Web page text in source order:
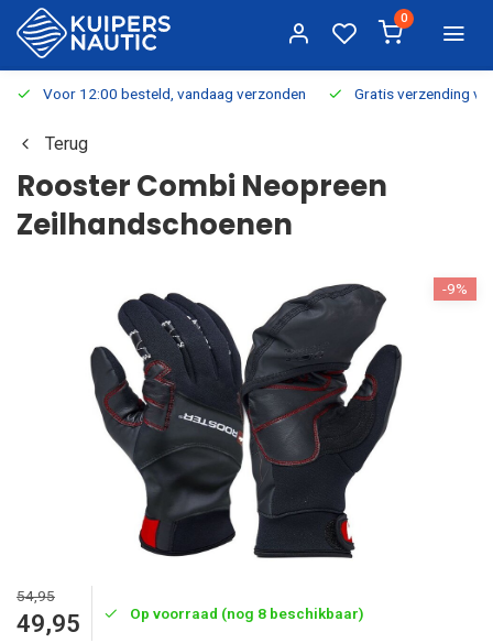
0
Voor 12:00 besteld, vandaag verzonden Gratis verzending
Terug
Rooster Combi Neopreen
Zeilhandschoenen
-9%
54,95
49,95 Op voorraad (nog 8 beschikbaar)